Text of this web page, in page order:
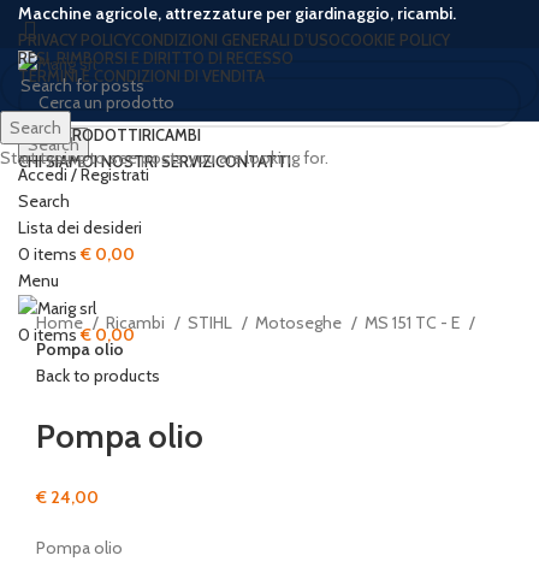
Macchine agricole, attrezzature per giardinaggio, ricambi.
PRIVACY POLICYCONDIZIONI GENERALI D’USOCOOKIE POLICY
RESI, RIMBORSI E DIRITTO DI RECESSO
TERMINI E CONDIZIONI DI VENDITA
Search
Accedi / Registrati
Search
Lista dei desideri
0 items € 0,00
Menu
0 items€0,00
HOME PRODOTTIRICAMBI
CHI SIAMOI NOSTRI SERVIZICONTATTI
Home Ricambi STIHL Motoseghe
MS 151 TC - E
Pompa olio
Back to products
Pompa olio
€ 24,00
Pompa olio
Search
Start typing to see posts you are looking for.